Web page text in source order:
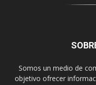
Somos un medio de
objetivo ofrecer